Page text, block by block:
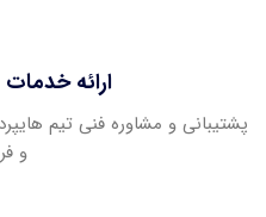
ارائه
و